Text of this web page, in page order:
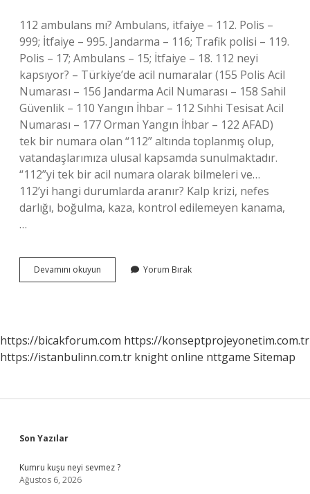
112 ambulans mı? Ambulans, itfaiye – 112. Polis –
999; İtfaiye – 995. Jandarma – 116; Trafik polisi – 119.
Polis – 17; Ambulans – 15; İtfaiye – 18. 112 neyi
kapsıyor? – Türkiye’de acil numaralar (155 Polis Acil
Numarası – 156 Jandarma Acil Numarası – 158 Sahil
Güvenlik – 110 Yangın İhbar – 112 Sıhhi Tesisat Acil
Numarası – 177 Orman Yangın İhbar – 122 AFAD)
tek bir numara olan “112” altında toplanmış olup,
vatandaşlarımıza ulusal kapsamda sunulmaktadır.
“112”yi tek bir acil numara olarak bilmeleri ve…
112’yi hangi durumlarda aranır? Kalp krizi, nefes
darlığı, boğulma, kaza, kontrol edilemeyen kanama,
…
Devamını okuyun Ambulans
112
Yorum Bırak
https://bicakforum.com https://konseptprojeyonetim.com.tr
https://istanbulinn.com.tr knight online nttgame Sitemap
Sidebar
Son Yazılar
Kumru kuşu neyi sevmez ?
Ağustos 6, 2026